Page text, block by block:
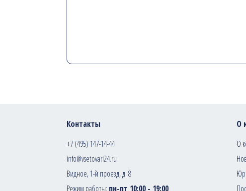
Контакты
+7 (495) 147-14-44
info@vsetovari24.ru
Видное, 1-й проезд, д. 8
Режим работы: пн-пт 10:00 - 19:00
О
О